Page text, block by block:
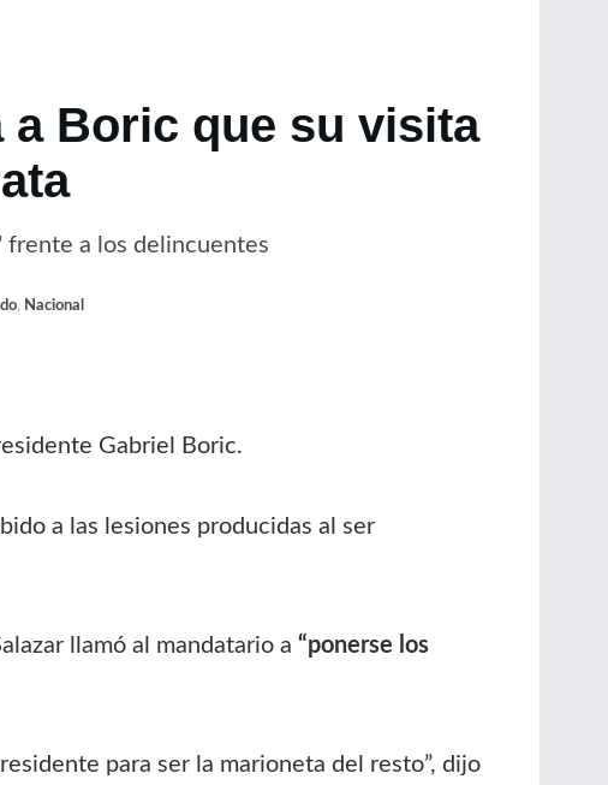
Boric que su visita
frente a los delincuentes
, Nacional
Gabriel Boric.
a las lesiones producidas al ser
llamó al mandatario a “ponerse los
para ser la marioneta del resto”, dijo